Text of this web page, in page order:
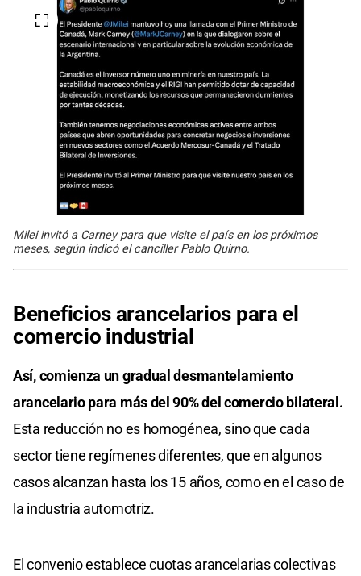
Milei invitó a Carney para que visite el país en los próximos
meses, según indicó el canciller Pablo Quirno.
Beneficios arancelarios para el
comercio industrial
Así, comienza un gradual desmantelamiento
arancelario para más del 90% del comercio bilateral.
Esta reducción no es homogénea, sino que cada
sector tiene regímenes diferentes, que en algunos
casos alcanzan hasta los 15 años, como en el caso de
la industria automotriz.
El convenio establece cuotas arancelarias colectivas